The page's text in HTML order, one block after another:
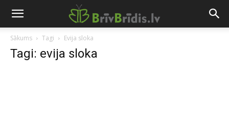
Sākums Tagi Evija sloka
Tagi: evija sloka